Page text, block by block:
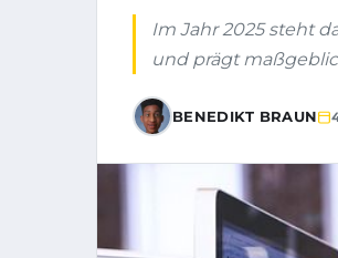
Im Jahr 2025 steht
und prägt
BENEDIKT BRAUN